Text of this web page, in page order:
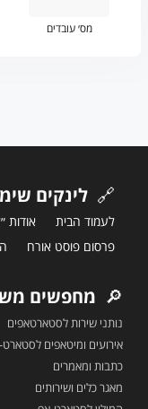
מס׳ עובדים
🔗 לינקים
לעמוד הבית אודות
פרסום פוסט אורח
🔎 מחפשים
נותני שירות לסטארטאפים
אירועים ומיטאפים
כתבות ומאמרים
מאגר כלים ושירותים